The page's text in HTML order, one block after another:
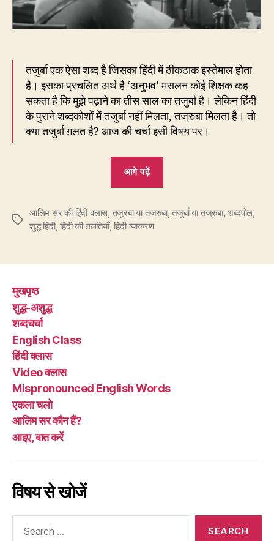
तजुर्बा एक ऐसा शब्द है जिसका हिंदी में ठीकठाक इस्तेमाल होता
है। इसका प्रचलित अर्थ है ‘अनुभव’ मसलन कोई शिक्षक कह
सकता है कि मुझे पढ़ाने का तीस साल का तजुर्बा है। लेकिन हिंदी
के पुराने शब्दकोशों में तजुर्बा नहीं मिलता, तज्रुबा मिलता है। तो
क्या तजुर्बा ग़लत है? आज की चर्चा इसी विषय पर।
आगे पढ़ें
है
या
Tags
आलिम सर की हिंदी क्लास तजुरबा या तजरुबा,तजुर्बा या तज्रुबा,शब्दपोल
शुद्ध हिंदी,हिंदी की ग़लतियाँ,हिंदी व्याकरण
मुखपृष्ठ
शुद्ध-अशुद्ध
शब्दचर्चा
English Class
हिंदी क्लास
Video क्लास
Mispronounced English Words
एकला चलो
आलिम सर कौन हैं?
आइए, बात करें
विषय से खोजें